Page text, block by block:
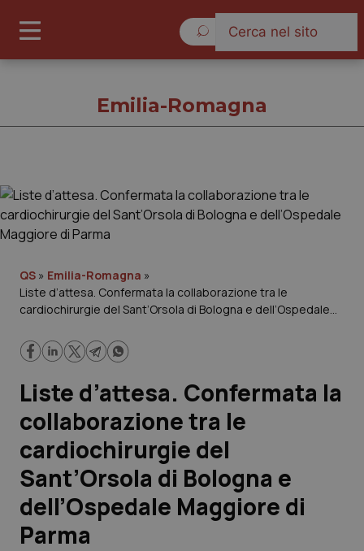
Cronache
Governo e Parlamento
Regioni e Asl
Lavoro e Professioni
Scienza e Farmaci
Studi e Analisi
Lettere al direttore
Edizioni Regionali
Emilia-Romagna
QS » Emilia-Romagna »
Liste d’attesa. Confermata la collaborazione tra le
cardiochirurgie del Sant’Orsola di Bologna e dell’Ospedale
Liste d’attesa. Confermata la
collaborazione tra le
cardiochirurgie del
Sant’Orsola di Bologna e
dell’Ospedale Maggiore di
Parma